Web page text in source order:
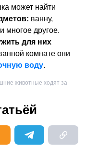
может найти
ванну,
многое другое.
для них
комнате они
воду.
животные ходят за